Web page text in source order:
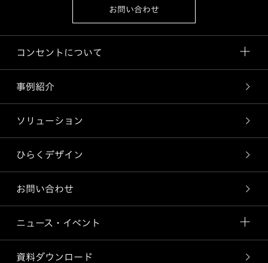
お問い合わせ
コンセントについて
事例紹介
ソリューション
ひらくデザイン
お問い合わせ
ニュース・イベント
資料ダウンロード